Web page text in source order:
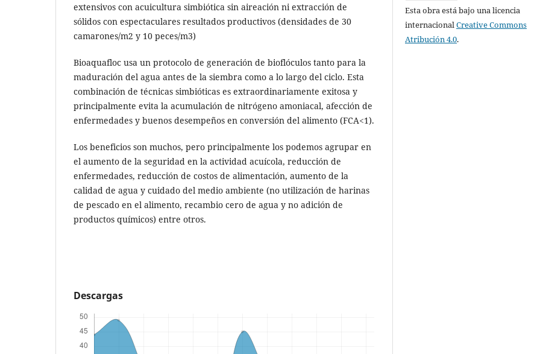
extensivos con acuicultura simbiótica sin aireación ni extracción de
sólidos con espectaculares resultados productivos (densidades de 30
camarones/m2 y 10 peces/m3)
Bioaquafloc usa un protocolo de generación de bioflóculos tanto para la
maduración del agua antes de la siembra como a lo largo del ciclo. Esta
combinación de técnicas simbióticas es extraordinariamente exitosa y
principalmente evita la acumulación de nitrógeno amoniacal, afección de
enfermedades y buenos desempeños en conversión del alimento (FCA<1).
Los beneficios son muchos, pero principalmente los podemos agrupar en
el aumento de la seguridad en la actividad acuícola, reducción de
enfermedades, reducción de costos de alimentación, aumento de la
calidad de agua y cuidado del medio ambiente (no utilización de harinas
de pescado en el alimento, recambio cero de agua y no adición de
productos químicos) entre otros.
Descargas
Esta obra está bajo una licencia
internacionalCreative Commons
Atribución 4.0.